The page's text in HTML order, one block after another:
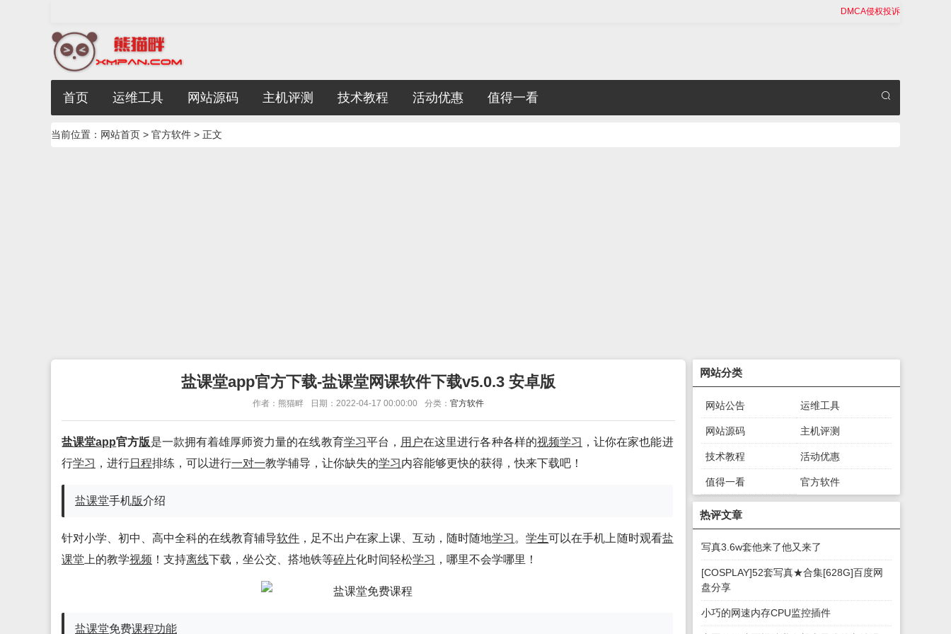
DMCA侵权投诉
首页 运维工具 网站源码 主机评测 技术教程 活动优惠 值得一看
当前位置： 网站首页 > 官方软件 > 正文
盐课堂app官方下载-盐课堂网课软件下载v5.0.3 安卓版
作者：熊猫畔 日期：2022-04-17 00:00:00 分类：官方软件
盐课堂app官方版是一款拥有着雄厚师资力量的在线教育学习平台， 用户在这里进行各种各样的视频学习 ，让你在家也能进
行学习 ，进行日程排练，可以进行一对一教学辅导，让你缺失的学习内容能够更快的获得，快来下载吧！
盐课堂手机版介绍
针对小学、初中、高中全科的在线教育辅导软件 ，足不出户在家上课、互动，随时随地学习 。学生可以在手机上随时观看盐
课堂 上的教学视频 ！支持离线下载，坐公交、搭地铁等碎片化时间轻松学习 ，哪里不会学哪里！
盐课堂免费课程功能
网站分类
网站公告 运维工具
网站源码 主机评测
技术教程 活动优惠
值得一看
绿色软件
官方软件
热评文章
写真3.6w套他来了他又来了
[COSPLAY]52套写真★合集[628G]百度网
盘分享
小巧的网速内存CPU监控插件